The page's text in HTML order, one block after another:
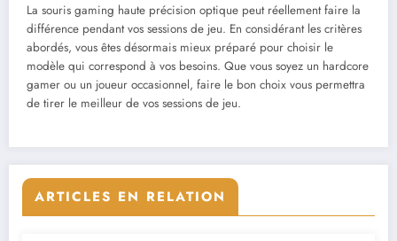
La souris gaming haute précision optique peut réellement faire la
différence pendant vos sessions de jeu. En considérant les critères
abordés, vous êtes désormais mieux préparé pour choisir le
modèle qui correspond à vos besoins. Que vous soyez un hardcore
gamer ou un joueur occasionnel, faire le bon choix vous permettra
de tirer le meilleur de vos sessions de jeu.
ARTICLES EN RELATION